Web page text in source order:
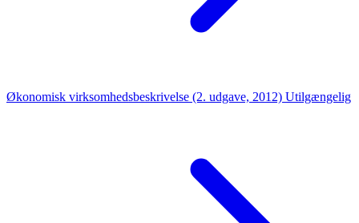
Økonomisk virksomhedsbeskrivelse (2. udgave, 2012) Utilgængelig